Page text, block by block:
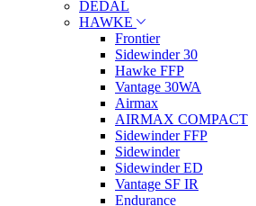
DEDAL
HAWKE
Frontier
Sidewinder 30
Hawke FFP
Vantage 30WA
Airmax
AIRMAX COMPACT
Sidewinder FFP
Sidewinder
Sidewinder ED
Vantage SF IR
Endurance